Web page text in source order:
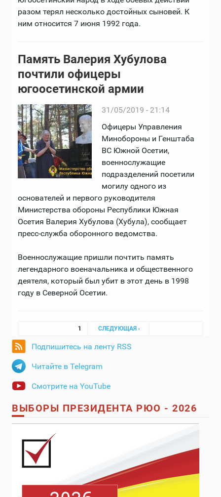
разом терял несколько достойных сыновей. К
ним относится 7 июня 1992 года.
Память Валерия Хубулова
почтили офицеры
югоосетинской армии
31/05/2019 - 21:14
Офицеры Управления
Минобороны и Генштаба
ВС Южной Осетии,
военнослужащие
подразделений посетили
могилу одного из
основателей и первого руководителя
Министерства обороны Республики Южная
Осетия Валерия Хубулова (Хубула), сообщает
пресс-служба оборонного ведомства.
Военнослужащие пришли почтить память
легендарного военачальника и общественного
деятеля, который был убит в этот день в 1998
году в Северной Осетии.
Страницы
1 СЛЕДУЮЩАЯ ›
Подпишитесь на ленту RSS
Читайте в Telegram
Смотрите на YouTube
ВЫБОРЫ ПРЕЗИДЕНТА РЮО - 2026